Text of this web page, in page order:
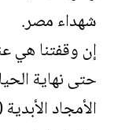
شهداء مصر.
إن وقفتنا هي
حتى نهاية
الأمجاد